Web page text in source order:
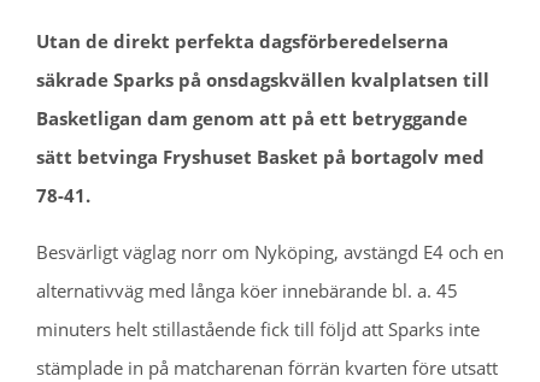
Utan de direkt perfekta dagsförberedelserna
säkrade Sparks på onsdagskvällen kvalplatsen till
Basketligan dam genom att på ett betryggande
sätt betvinga Fryshuset Basket på bortagolv med
78-41.
Besvärligt väglag norr om Nyköping, avstängd E4 och en
alternativväg med långa köer innebärande bl. a. 45
minuters helt stillastående fick till följd att Sparks inte
stämplade in på matcharenan förrän kvarten före utsatt